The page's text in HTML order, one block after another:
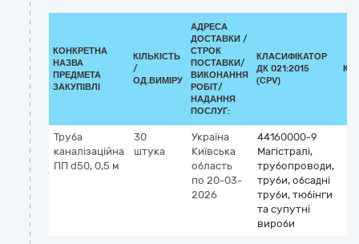
КОНКРЕТНА
НАЗВА
ПРЕДМЕТА
ЗАКУПІВЛІ
КІЛЬКІСТЬ
/
ОД.ВИМІРУ
АДРЕСА
ДОСТАВКИ /
СТРОК
ПОСТАВКИ/
ВИКОНАННЯ
РОБІТ/
НАДАННЯ
ПОСЛУГ:
КЛАСИФІКАТОР
ДК 021:2015
(CPV)
Труба
каналізаційна
ПП d50, 0,5 м
30
штука
Україна
Київська
область
по 20-03-
2026
44160000-9
Магістралі,
трубопроводи,
труби, обсадні
труби, тюбінги
та супутні
вироби